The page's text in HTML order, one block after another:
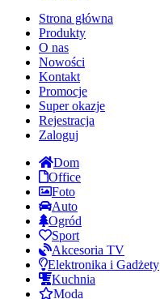
Strona główna
Produkty
O nas
Nowości
Kontakt
Promocje
Super okazje
Rejestracja
Zaloguj
Dom
Office
Foto
Auto
Ogród
Sport
Akcesoria TV
Elektronika i Gadżety
Kuchnia
Moda